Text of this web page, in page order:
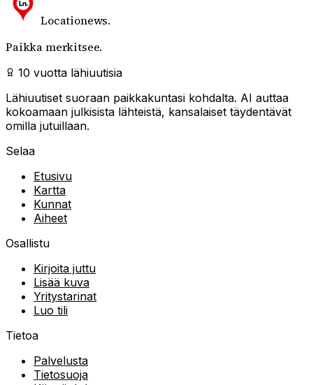
Locationews.
Paikka merkitsee.
10 vuotta lähiuutisia
Lähiuutiset suoraan paikkakuntasi kohdalta. AI auttaa
kokoamaan julkisista lähteistä, kansalaiset täydentävät
omilla jutuillaan.
Selaa
Etusivu
Kartta
Kunnat
Aiheet
Osallistu
Kirjoita juttu
Lisää kuva
Yritystarinat
Luo tili
Tietoa
Palvelusta
Tietosuoja